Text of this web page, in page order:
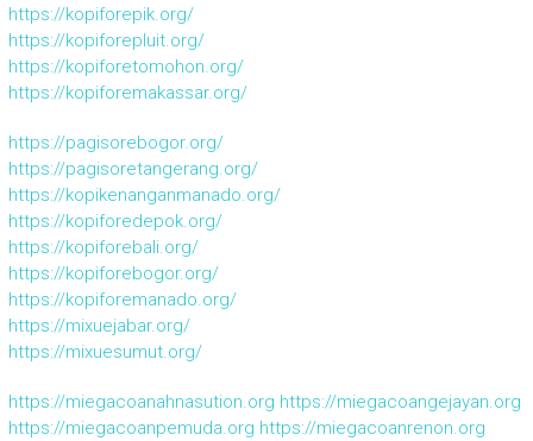
https://kopiforepik.org/
https://kopiforepluit.org/
https://kopiforetomohon.org/
https://kopiforemakassar.org/
https://pagisorebogor.org/
https://pagisoretangerang.org/
https://kopikenanganmanado.org/
https://kopiforedepok.org/
https://kopiforebali.org/
https://kopiforebogor.org/
https://kopiforemanado.org/
https://mixuejabar.org/
https://mixuesumut.org/
https://miegacoanahnasution.org https://miegacoangejayan.org
https://miegacoanpemuda.org https://miegacoanrenon.org